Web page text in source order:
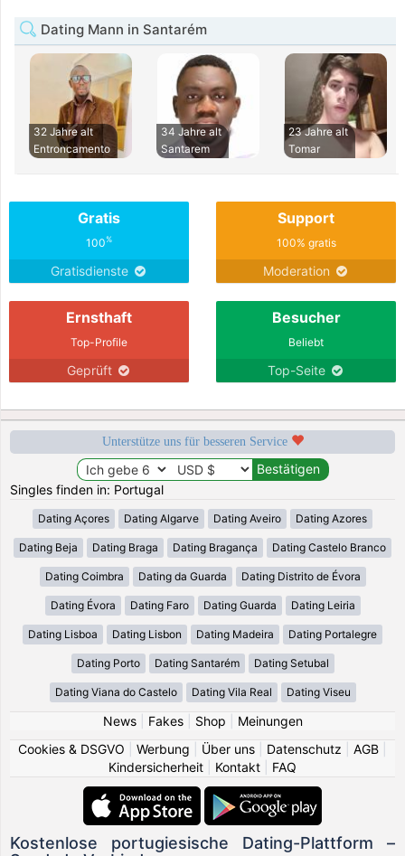
Dating Mann in Santarém
32 Jahre alt
Entroncamento
34 Jahre alt
Santarem
23 Jahre alt
Tomar
Gratis
100%
Gratisdienste
Support
100% gratis
Moderation
Ernsthaft
Top-Profile
Geprüft
Besucher
Beliebt
Top-Seite
Unterstütze uns für besseren Service
Singles finden in: Portugal
Dating Açores Dating Algarve Dating Aveiro Dating Azores
Dating Beja Dating Braga Dating Bragança Dating Castelo Branco
Dating Coimbra Dating da Guarda Dating Distrito de Évora
Dating Évora Dating Faro Dating Guarda Dating Leiria
Dating Lisboa Dating Lisbon Dating Madeira Dating Portalegre
Dating Porto Dating Santarém Dating Setubal
Dating Viana do Castelo Dating Vila Real Dating Viseu
News| Fakes| Shop
Meinungen
Cookies & DSGVO
Werbung Über uns Datenschutz AGB
Kindersicherheit
Kontakt FAQ
Kostenlose portugiesische Dating-Plattform –